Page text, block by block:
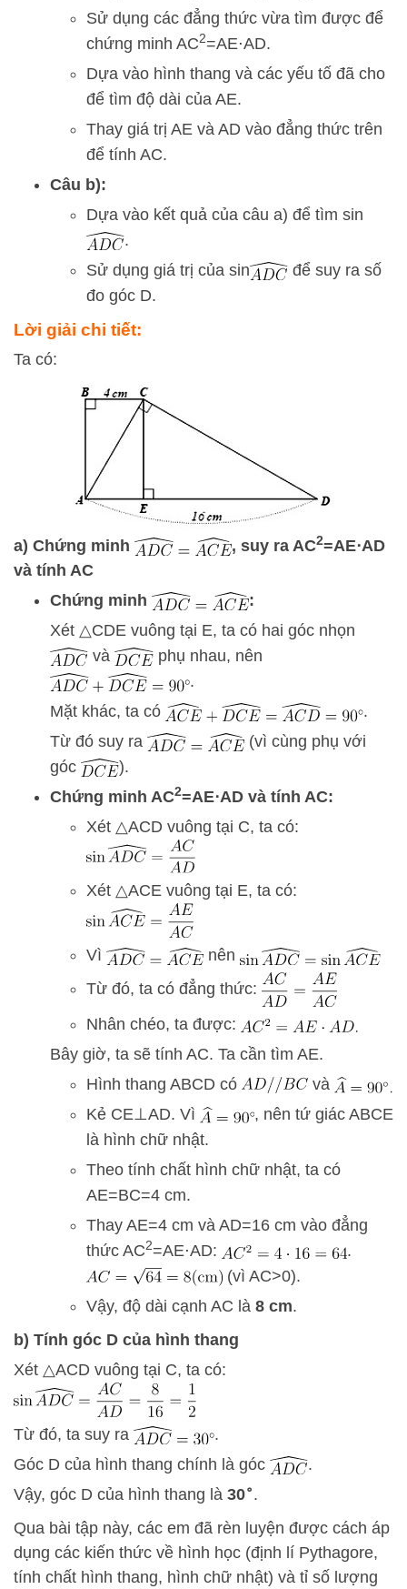
Sử dụng các đẳng thức vừa tìm được để
chứng minh AC2=AE⋅AD.
Dựa vào hình thang và các yếu tố đã cho
để tìm độ dài của AE.
Thay giá trị AE và AD vào đẳng thức trên
để tính AC.
Câu b):
Dựa vào kết quả của câu a) để tìm sin
.
Sử dụng giá trị của sin
để suy ra số
đo góc D.
Lời giải chi tiết:
Ta có:
a) Chứng minh , suy ra AC2=AE⋅AD
và tính AC
Chứng minh
:
Xét △CDE vuông tại E, ta có hai góc nhọn
và
phụ nhau, nên
.
Mặt khác, ta có
.
Từ đó suy ra
(vì cùng phụ với
góc
).
Chứng minh AC2=AE⋅AD và tính AC:
Xét △ACD vuông tại C, ta có:
Xét △ACE vuông tại E, ta có:
Vì
nên
Từ đó, ta có đẳng thức:
Nhân chéo, ta được:
Bây giờ, ta sẽ tính AC. Ta cần tìm AE.
Hình thang ABCD có
và
Kẻ CE ⊥ AD. Vì , nên tứ giác ABCE
là hình chữ nhật.
Theo tính chất hình chữ nhật, ta có
AE=BC=4 cm.
Thay AE=4 cm và AD=16 cm vào đẳng
thức AC2=AE⋅AD:
.
(vì AC>0).
Vậy, độ dài cạnh AC là 8 cm.
b) Tính góc D của hình thang
Xét △ACD vuông tại C, ta có:
Từ đó, ta suy ra
.
Góc D của hình thang chính là góc
.
Vậy, góc D của hình thang là 30∘ .
Qua bài tập này, các em đã rèn luyện được cách áp
dụng các kiến thức về hình học (định lí Pythagore,
tính chất hình thang, hình chữ nhật) và tỉ số lượng